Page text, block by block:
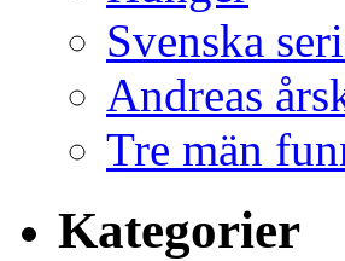
Svenska
Andreas
Tre män
Kategorier